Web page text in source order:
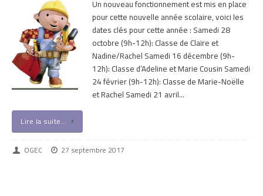
Un nouveau fonctionnement est mis en place
pour cette nouvelle année scolaire, voici les
dates clés pour cette année : Samedi 28
octobre (9h-12h): Classe de Claire et
Nadine/Rachel Samedi 16 décembre (9h-
12h): Classe d’Adeline et Marie Cousin Samedi
24 février (9h-12h): Classe de Marie-Noëlle
et Rachel Samedi 21 avril…
Lire la suite…
OGEC 27 septembre 2017